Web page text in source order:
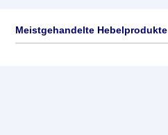
Meistgehandelte Hebelprodukte